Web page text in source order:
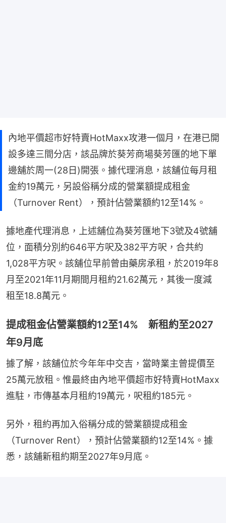
內地平價超市好特賣HotMaxx攻港一個月，在港已開
設多達三間分店，該品牌於葵芳商場葵芳匯的地下單
邊舖於周一(28日)開張。據代理消息，該舖位每月租
金約19萬元，另設俗稱分成的營業額提成租金
（Turnover Rent），預計佔營業額約12至14%。
據地產代理消息，上述舖位為葵芳匯地下3號及4號舖
位，面積分別約646平方呎及382平方呎，合共約
1,028平方呎。該舖位早前曾由藥房承租，於2019年8
月至2021年11月期間月租約21.62萬元，其後一度減
租至18.8萬元。
提成租金佔營業額約12至14% 新租約至2027
年9月底
據了解，該舖位於今年年中交吉，當時業主曾提價至
25萬元放租。惟最終由內地平價超市好特賣HotMaxx
進駐，市傳基本月租約19萬元，呎租約185元。
另外，租約再加入俗稱分成的營業額提成租金
（Turnover Rent），預計佔營業額約12至14%。據
悉，該舖新租約期至2027年9月底。